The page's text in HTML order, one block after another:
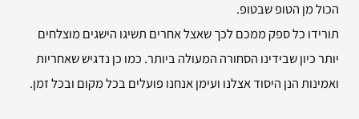
הכול מן הטופ שבטופ.
תורידו כל ספק ממכם לכך שאצל אחרים תשיגו הישגים מוצלחים
יותר כיון שבידינו הסחורה המעולה ביותר. כמו כן נדגיש שאחריות
ואמינות הנן היסוד אצלנו ועימן אנחנו פועלים בכל מקום ובכל זמן.